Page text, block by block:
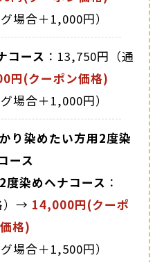
場合＋1,000円）
コース ：13,750円（通
円(クーポン価格)
場合＋1,000円）
り染めたい方用2度染
ース
度染めヘナコース ：
）→ 14,000円(クーポ
格)
場合＋1,500円）